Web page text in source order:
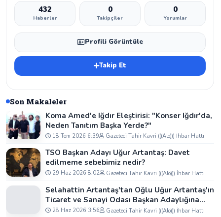
432
Haberler
0
Takipçiler
0
Yorumlar
Profili Görüntüle
Takip Et
Son Makaleler
Koma Amed'e Iğdır Eleştirisi: "Konser Iğdır'da,
Neden Tanıtım Başka Yerde?"
18 Tem 2026 6:39 Gazeteci Tahir Kavri (((Alo))) İhbar Hattı
TSO Başkan Adayı Uğur Artantaş: Davet
edilmeme sebebimiz nedir?
29 Haz 2026 8:02 Gazeteci Tahir Kavri (((Alo))) İhbar Hattı
Selahattin Artantaş'tan Oğlu Uğur Artantaş'ın
Ticaret ve Sanayi Odası Başkan Adaylığına
Tam Destek: "Yolun ve Bahtın Açık Olsun
28 Haz 2026 3:56 Gazeteci Tahir Kavri (((Alo))) İhbar Hattı